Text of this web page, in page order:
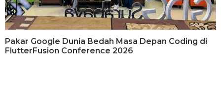
Pakar Google Dunia Bedah Masa Depan Coding di
FlutterFusion Conference 2026